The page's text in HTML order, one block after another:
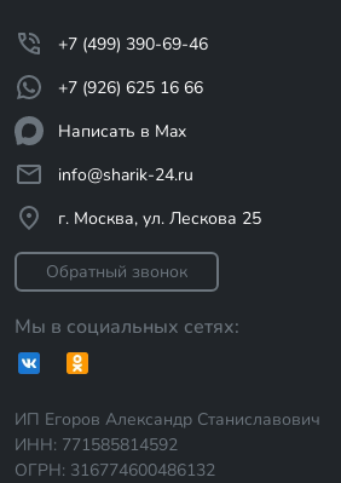
+7 (499) 390-69-46
+7 (926) 625 16 66
Написать в Max
info@sharik-24.ru
г. Москва, ул. Лескова 25
Обратный звонок
Мы в социальных сетях:
ИП Егоров Александр Станиславович
ИНН: 771585814592
ОГРН: 316774600486132